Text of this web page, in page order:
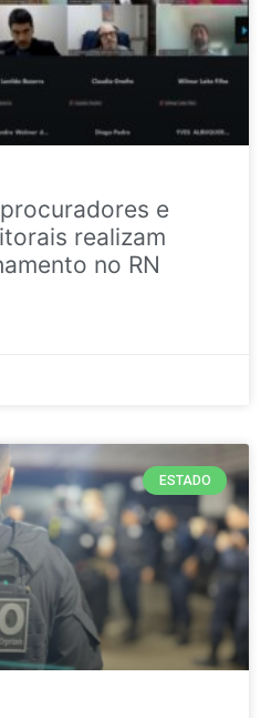
e
realizam
no RN
ESTADO